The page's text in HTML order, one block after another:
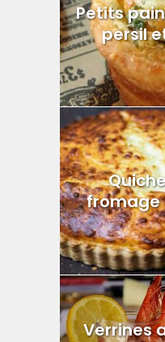
Petits
persil
fromage
Verrines